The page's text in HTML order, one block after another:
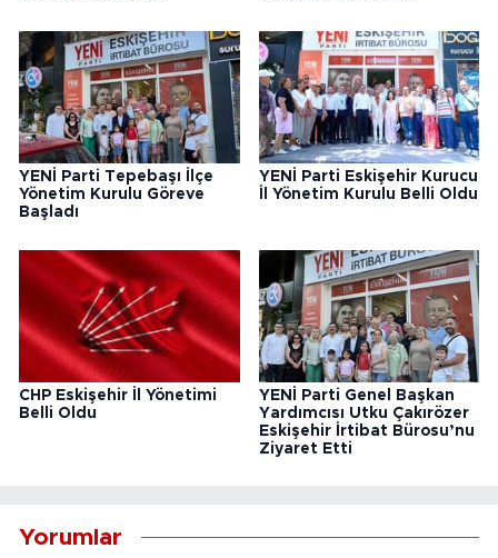
YENİ Parti Tepebaşı İlçe
Yönetim Kurulu Göreve
Başladı
YENİ Parti Eskişehir Kurucu
İl Yönetim Kurulu Belli Oldu
CHP Eskişehir İl Yönetimi
Belli Oldu
YENİ Parti Genel Başkan
Yardımcısı Utku Çakırözer
Eskişehir İrtibat Bürosu’nu
Ziyaret Etti
Yorumlar